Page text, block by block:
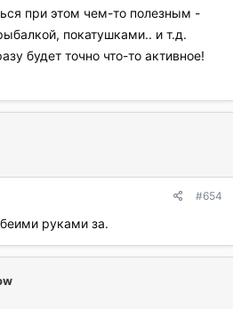
при этом чем-то полезным -
покатушками.. и т.д.
будет точно что-то активное!
#654
руками за.